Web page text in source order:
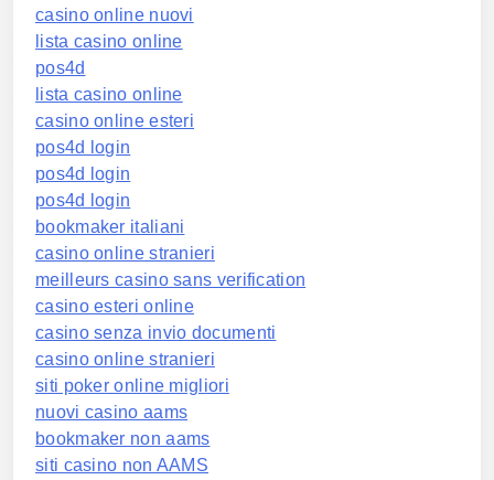
casino online nuovi
lista casino online
pos4d
lista casino online
casino online esteri
pos4d login
pos4d login
pos4d login
bookmaker italiani
casino online stranieri
meilleurs casino sans verification
casino esteri online
casino senza invio documenti
casino online stranieri
siti poker online migliori
nuovi casino aams
bookmaker non aams
siti casino non AAMS